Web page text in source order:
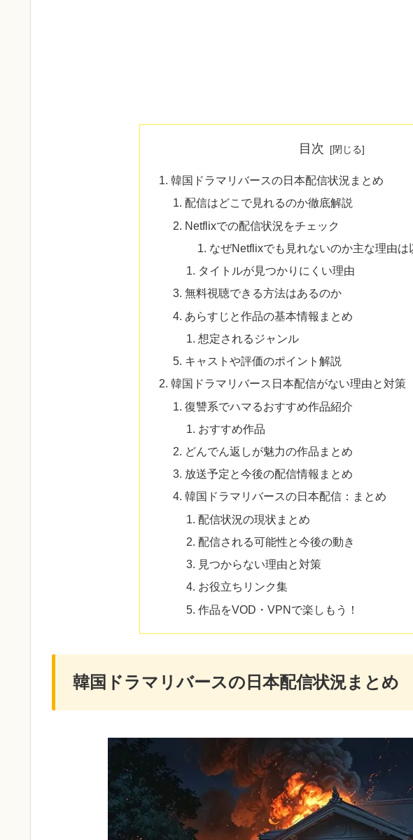
目次
韓国ドラマリバースの日本配信状況まとめ
配信はどこで見れるのか徹底解説
Netflixでの配信状況をチェック
なぜNetflixでも見れないのか主な理由は
タイトルが見つかりにくい理由
無料視聴できる方法はあるのか
あらすじと作品の基本情報まとめ
想定されるジャンル
キャストや評価のポイント解説
韓国ドラマリバース日本配信がない理由と対策
復讐系でハマるおすすめ作品紹介
おすすめ作品
どんでん返しが魅力の作品まとめ
放送予定と今後の配信情報まとめ
韓国ドラマリバースの日本配信：まとめ
配信状況の現状まとめ
配信される可能性と今後の動き
見つからない理由と対策
お役立ちリンク集
作品をVOD・VPNで楽しもう！
韓国ドラマリバースの日本配信状況まとめ